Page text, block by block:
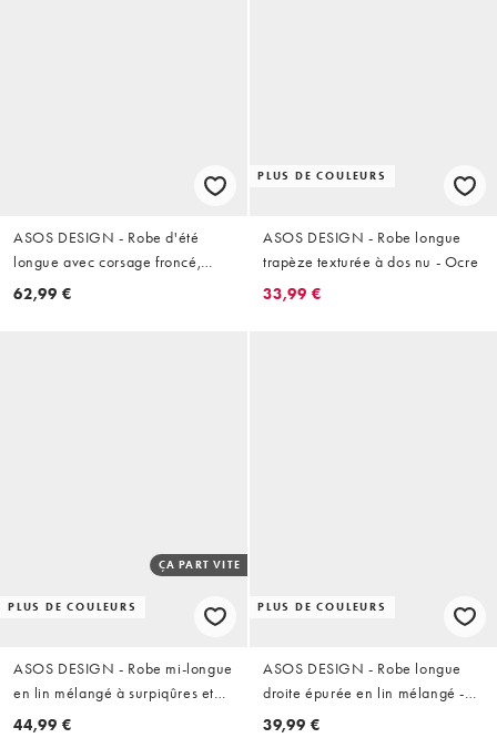
ASOS DESIGN - Robe d'été
longue avec corsage froncé,
jupe évasée et ourlet à
62,99 €
PLUS DE COULEURS
ASOS DESIGN - Robe longue
trapèze texturée à dos nu - Ocre
33,99 €
PLUS DE COULEURS
ÇA PART VITE
ASOS DESIGN - Robe mi-longue
en lin mélangé à surpiqûres et
encolure américaine - Neutre
44,99 €
PLUS DE COULEURS
ASOS DESIGN - Robe longue
droite épurée en lin mélangé -
Babeurre
39,99 €